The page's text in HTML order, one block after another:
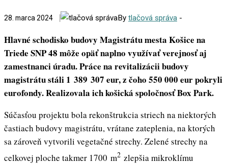
28. marca 2024 By tlačová správa -
Hlavné schodisko budovy Magistrátu mesta Košice na
Triede SNP 48 môže opäť naplno využívať verejnosť aj
zamestnanci úradu. Práce na revitalizácii budovy
magistrátu stáli 1 389 307 eur, z čoho 550 000 eur pokryli
eurofondy. Realizovala ich košická spoločnosť Box Park.
Súčasťou projektu bola rekonštrukcia striech na niektorých
častiach budovy magistrátu, vrátane zateplenia, na ktorých
sa zároveň vytvorili vegetačné strechy. Zelené strechy na
celkovej ploche takmer 1700 m2 zlepšia mikroklímu